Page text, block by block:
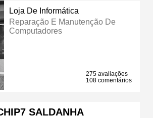
Loja De Informática
Reparação E Manutenção De
Computadores
275 avaliações
108 comentários
SALDANHA